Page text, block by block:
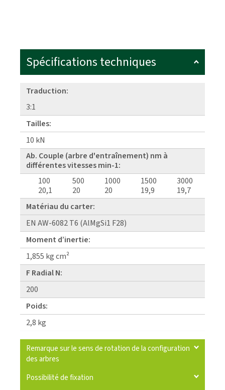
Spécifications techniques
Traduction:
3:1
Tailles:
10 kN
Ab. Couple (arbre d'entraînement) nm à
différentes vitesses min-1:
100
20,1
500
20
1000
20
1500
19,9
3000
19,7
Matériau du carter:
EN AW-6082 T6 (AlMgSi1 F28)
Moment d’inertie:
1,855 kg cm²
F Radial N:
200
Poids:
2,8 kg
Remarque sur le sens de rotation de la configuration
des arbres
Possibilité de fixation